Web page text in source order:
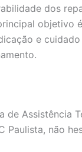
dos
objetivo
e
Assistência
Paulista, não